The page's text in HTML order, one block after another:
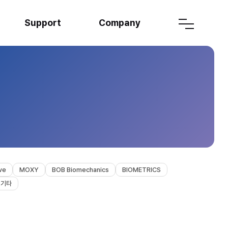
Support Company
MOXY BOB Biomechanics
BIOMETRICS
기타